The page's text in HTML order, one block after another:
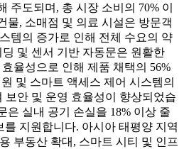
주도되며, 총 시장 소비의 70% 이
물, 소매점 및 의료 시설은 방문객
템의 증가로 인해 전체 수요의 약
및 센서 기반 자동문은 원활한
율성으로 인해 제품 채택의 56%
및 스마트 액세스 제어 시스템의
보안 및 운영 효율성이 향상되었습
은 실내 공기 손실을 18% 이상 줄
지원합니다. 아시아 태평양 지역
부동산 확대, 스마트 시티 및 인프